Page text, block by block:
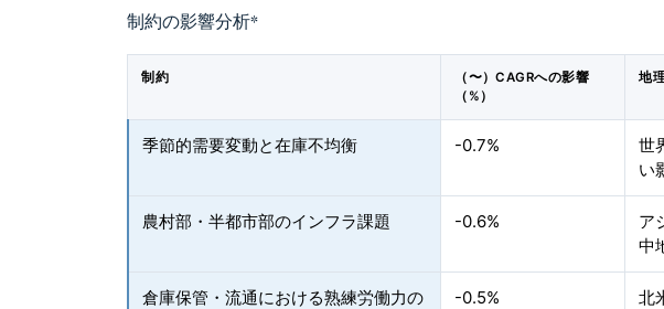
制約の影響分析*
制約
（〜）CAGRへの影響
（%）
地
季節的需要変動と在庫不均衡 -0.7%
世
い
農村部・半都市部のインフラ課題 -0.6%
ア
中
倉庫保管・流通における熟練労働力の -0.5% 北